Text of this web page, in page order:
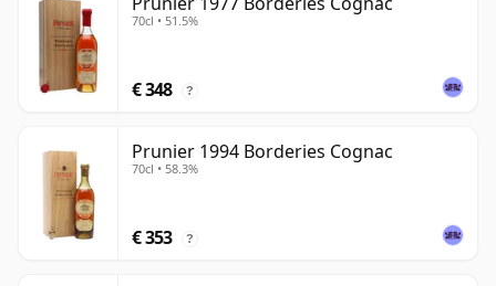
70cl • 51.5%
€ 348 ?
Prunier 1994 Borderies Cognac
70cl • 58.3%
€ 353 ?